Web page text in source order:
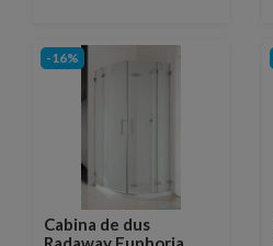
-16%
Cabina de dus